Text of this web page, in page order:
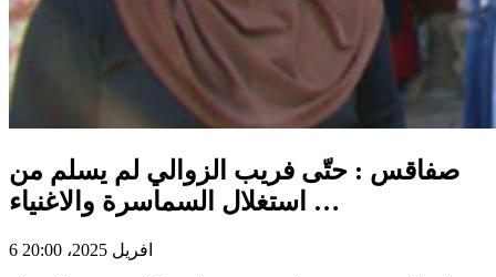
صفاقس : حتّى فريب الزوالي لم يسلم من
استغلال السماسرة والاغنياء …
6 افريل 2025، 20:00